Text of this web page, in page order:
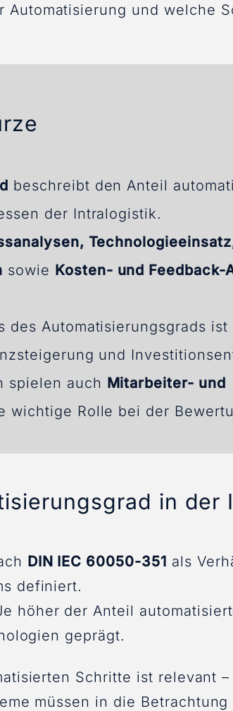
Automatisierung und welche
beschreibt den Anteil
der Intralogistik.
sowie Kosten- und Feedback-
des Automatisierungsgrads
und
spielen auch Mitarbeiter- und
wichtige Rolle bei der
in der
DIN IEC 60050-351 als
definiert.
höher der Anteil
geprägt.
Schritte ist relevant
müssen in die